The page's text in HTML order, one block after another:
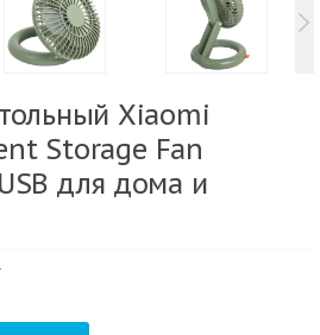
Xiaomi
Storage Fan
для дома и